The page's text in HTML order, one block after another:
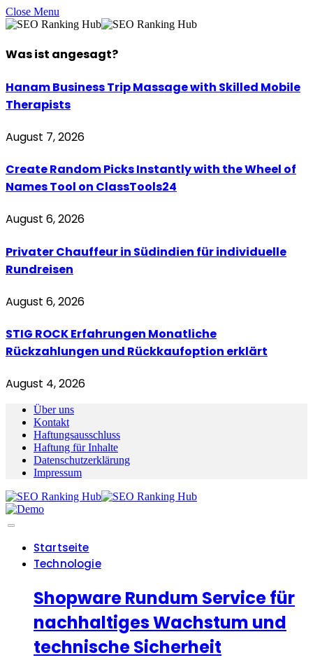
Close Menu
Was ist angesagt?
Hanam Business Trip Massage with Skilled Mobile
Therapists
August 7, 2026
Create Random Picks Instantly with the Wheel of
Names Tool on ClassTools24
August 6, 2026
Privater Chauffeur in Südindien für individuelle
Rundreisen
August 6, 2026
STIG ROCK Erfahrungen Monatliche
Rückzahlungen und Rückkaufoption erklärt
August 4, 2026
Über uns
Kontakt
Haftungsausschluss
Haftung für Inhalte
Datenschutzerklärung
Impressum
Startseite
Technologie
Shopware Rundum Service für
nachhaltiges Wachstum und
technische Sicherheit